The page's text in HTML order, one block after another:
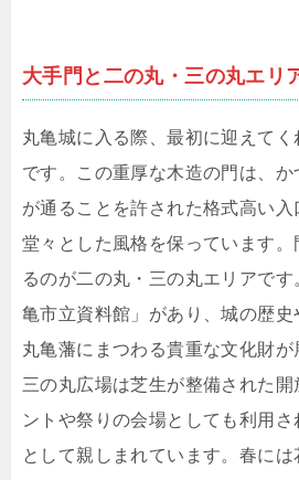
大手門と二の丸・三の丸エリ
丸亀城に入る際、最初に迎えてく
です。この重厚な木造の門は、
が通ることを許された格式高い
堂々とした風格を保っています
るのが二の丸・三の丸エリアで
亀市立資料館」があり、城の歴
丸亀藩にまつわる貴重な文化財が
三の丸広場は芝生が整備された
ントや祭りの会場としても利用
として親しまれています。春に